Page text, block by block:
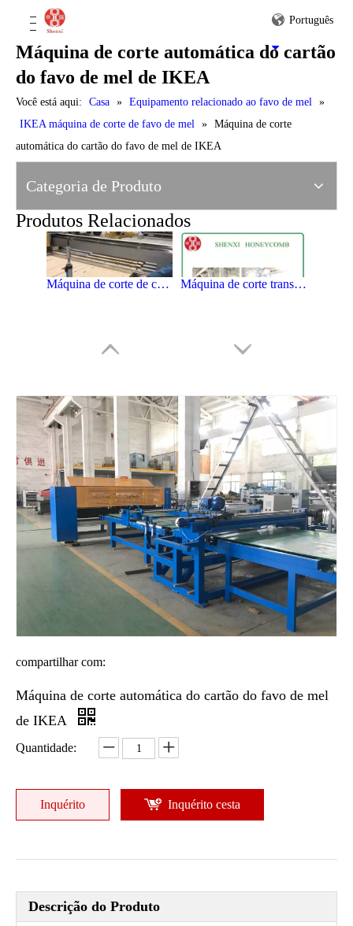
Português
Máquina de corte automática do cartão
do favo de mel de IKEA
Você está aqui: Casa » Equipamento relacionado ao favo de mel »
IKEA máquina de corte de favo de mel » Máquina de corte
automática do cartão do favo de mel de IKEA
Categoria de Produto
Produtos Relacionados
Máquina de corte de cartão de alta velocidade IKEA Honeycomb Máquina de corte transversal automática do favo de mel
compartilhar com:
Máquina de corte automática do cartão do favo de mel
de IKEA
Quantidade:
Inquérito Inquérito cesta
Descrição do Produto